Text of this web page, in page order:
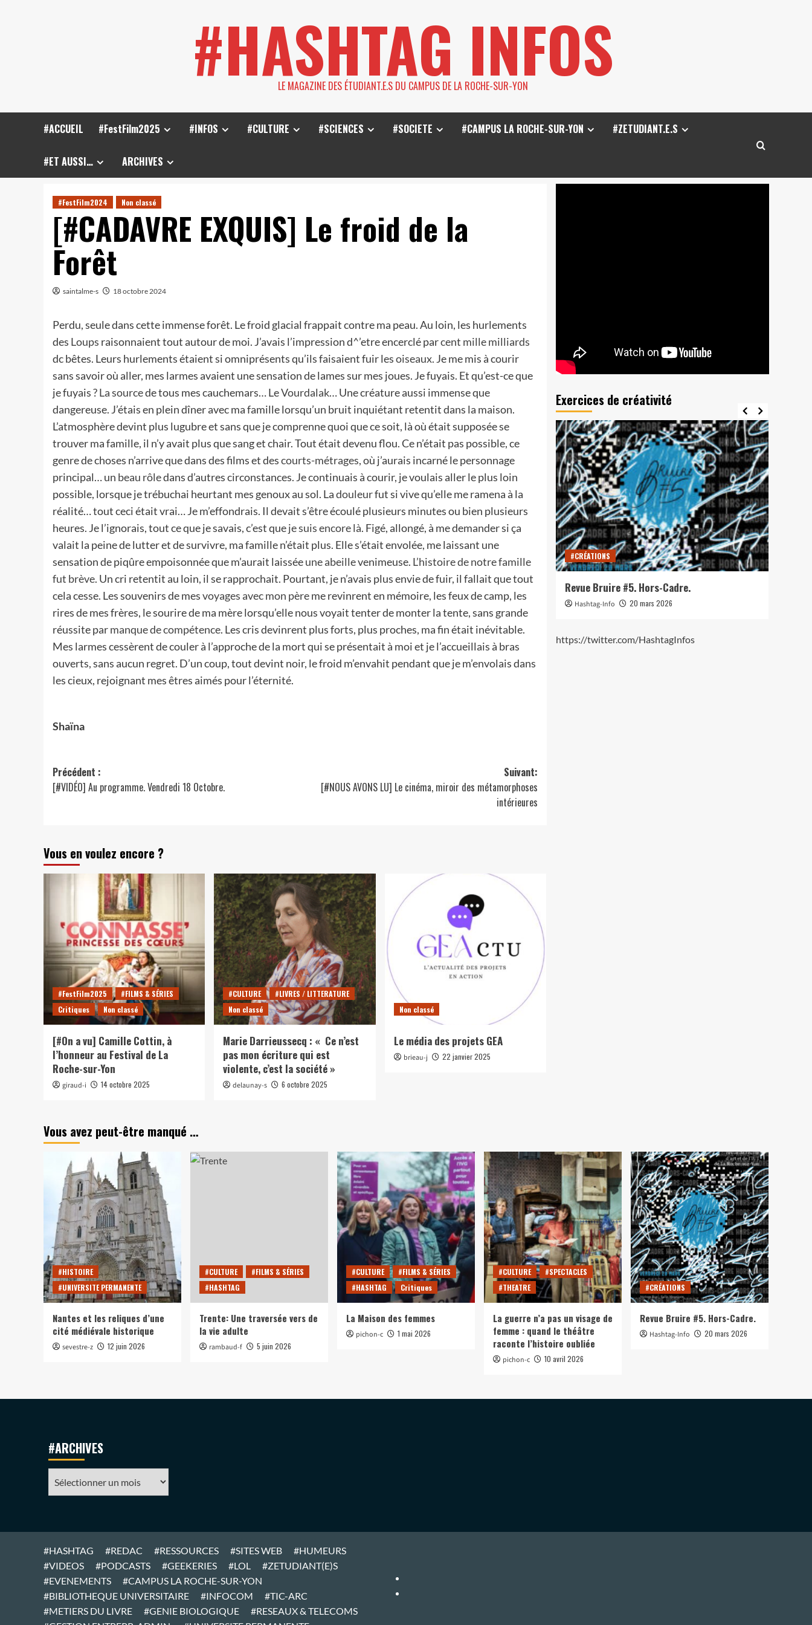
#HASHTAG INFOS
LE MAGAZINE DES ÉTUDIANT.E.S DU CAMPUS DE LA ROCHE-SUR-YON
#ACCUEIL #FestFilm2025 #INFOS #CULTURE #SCIENCES #SOCIETE #CAMPUS LA ROCHE-SUR-YON #ZETUDIANT.E.S
#ET AUSSI… ARCHIVES
#FestFilm2024 Non classé
[#CADAVRE EXQUIS] Le froid de la
Forêt
saintalme-s 18 octobre 2024
Perdu, seule dans cette immense forêt. Le froid glacial frappait contre ma peau. Au loin, les hurlements
des Loups raisonnaient tout autour de moi. J’avais l’impression d^’etre encerclé parcent mille milliards
dc bêtes. Leurs hurlements étaient si omniprésents qu’ils faisaient fuir lesoiseaux. Je me mis à courir
sans savoir où aller, mes larmes avaient une sensation de lames sur mes joues. Je fuyais. Et qu’est-ce que
je fuyais ?La sourcede tous mes cauchemars… LeVourdalak… Une créature aussi immense que
dangereuse. J’étais en plein dîner avec ma famille lorsqu’un bruit inquiétant retentit dans la maison.
L’atmosphère devint plus lugubre et sans que je comprenne quoi que ce soit, là où était supposée se
trouver ma famille, il n’y avait plus que sang et chair. Tout était devenu flou. Ce n’était pas possible, ce
genre de choses n’arrive que dans des films et descourts-métrages, où j’aurais incarné le personnage
principal… un beau rôledans d’autres circonstances. Je continuais à courir, je voulais aller le plus loin
possible, lorsque je trébuchai heurtant mes genoux au sol. Ladouleurfut si vive qu’elle me ramena à la
réalité… tout ceci était vrai… Je m’effondrais. Il devait s’être écoulé plusieurs minutes ou bien plusieurs
heures. Je l’ignorais, tout ce que je savais, c’est queje suis encore là. Figé, allongé, à me demander si ça
valait la peine de lutter et de survivre, ma famille n’était plus. Elle s’était envolée, me laissant une
sensation de piqûre empoisonnée que m’aurait laisséeune abeillevenimeuse. L’histoire de notre famille
fut brève. Un cri retentit au loin, il se rapprochait. Pourtant, je n’avais plus envie de fuir, il fallait que tout
cela cesse. Les souvenirs de mesvoyages avec mon pèreme revinrent en mémoire, les feux de camp, les
rires de mes frères, le sourire de ma mère lorsqu’elle nous voyait tenter de monter la tente, sans grande
réussite parmanque de compétence. Les cris devinrent plus forts, plus proches, ma fin était inévitable.
Mes larmes cessèrent de couler à l’approche de la mort qui se présentait à moi et je l’accueillais à bras
ouverts, sans aucun regret. D’un coup, tout devint noir, le froid m’envahit pendant que je m’envolais dans
les cieux, rejoignant mes êtres aimés pour l’éternité.
Shaïna
Navigation
d’article
Précédent :
[#VIDÉO] Au programme. Vendredi 18 Octobre.
Suivant:
[#NOUS AVONS LU] Le cinéma, miroir des métamorphoses
intérieures
Vous en voulez encore ?
#FestFilm2025
#FILMS & SÉRIES
Critiques
Non classé
[#On a vu] Camille Cottin, à
l’honneur au Festival de La
Roche-sur-Yon
giraud-i 14 octobre 2025
#CULTURE
#LIVRES / LITTERATURE
Non classé
Marie Darrieussecq : « Ce n’est
pas mon écriture qui est
violente, c’est la société »
delaunay-s 6 octobre 2025
Non classé
Le média des projets GEA
brieau-j 22 janvier 2025
Exercices de créativité
#CRÉATIONS #INFOCOM #VIDEOS
Court-métrage 2025: «Au suivant !»
24 avril 2025
#CRÉATIONS
Revue Bruire #5. Hors-Cadre.
Hashtag-Info 20 mars 2026
https://twitter.com/HashtagInfos
Vous avez peut-être manqué …
#HISTOIRE
#UNIVERSITE PERMANENTE
Nantes et les reliques d’une
cité médiévale historique
sevestre-z 12 juin 2026
#CULTURE
#FILMS & SÉRIES
#HASHTAG
Trente: Une traversée vers de
la vie adulte
rambaud-f 5 juin 2026
#CULTURE
#FILMS & SÉRIES
#HASHTAG
Critiques
La Maison des femmes
pichon-c 1 mai 2026
#CULTURE
#SPECTACLES
#THEATRE
La guerre n’a pas un visage de
femme : quand le théâtre
raconte l’histoire oubliée
pichon-c 10 avril 2026
#CRÉATIONS
Revue Bruire #5. Hors-Cadre.
Hashtag-Info 20 mars 2026
#ARCHIVES
#HASHTAG #REDAC #RESSOURCES #SITES WEB
#HUMEURS
#VIDEOS
#PODCASTS #GEEKERIES #LOL
#ZETUDIANT(E)S
#EVENEMENTS
#CAMPUS LA ROCHE-SUR-YON
#BIBLIOTHEQUE UNIVERSITAIRE
#INFOCOM
#TIC-ARC
#METIERS DU LIVRE
#GENIE BIOLOGIQUE
#RESEAUX & TELECOMS